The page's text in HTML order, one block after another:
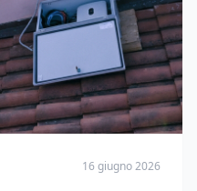
16 giugno 2026